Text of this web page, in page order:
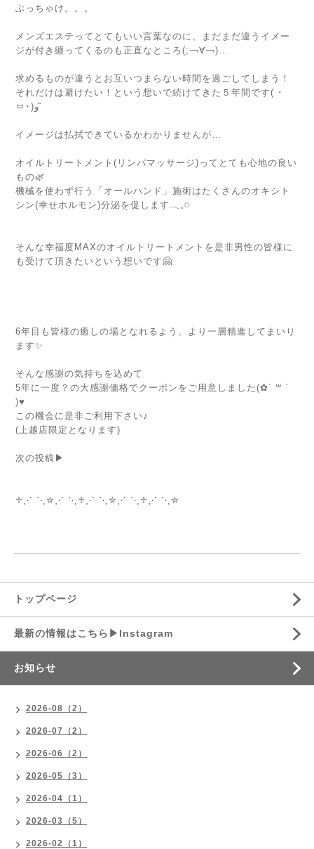
ぶっちゃけ。。。
メンズエステってとてもいい言葉なのに、まだまだ違うイメー
ジが付き纏ってくるのも正直なところ(;￢∀︎￢)…
求めるものが違うとお互いつまらない時間を過ごしてしまう！
それだけは避けたい！という想いで続けてきた５年間です( ･
ㅂ･)و ̑̑
イメージは払拭できているかわかりませんが…
オイルトリートメント(リンパマッサージ)ってとても心地の良い
もの🌿
機械を使わず行う「オールハンド」施術はたくさんのオキシト
シン(幸せホルモン)分泌を促します𓂃𓈒𓏸
そんな幸福度MAXのオイルトリートメントを是非男性の皆様に
も受けて頂きたいという想いです🤗
6年目も皆様の癒しの場となれるよう、より一層精進してまいり
ます✨
そんな感謝の気持ちを込めて
5年に一度？の大感謝価格でクーポンをご用意しました(✿︎´ ꒳ `
)♥️
この機会に是非ご利用下さい♪
(上越店限定となります)
次の投稿▶︎
♱⋰ ⋱✮⋰ ⋱♱⋰ ⋱✮⋰ ⋱♱⋰ ⋱✮
トップページ
最新の情報はこちら▶︎Instagram
お知らせ
2026-08（2）
2026-07（2）
2026-06（2）
2026-05（3）
2026-04（1）
2026-03（5）
2026-02（1）